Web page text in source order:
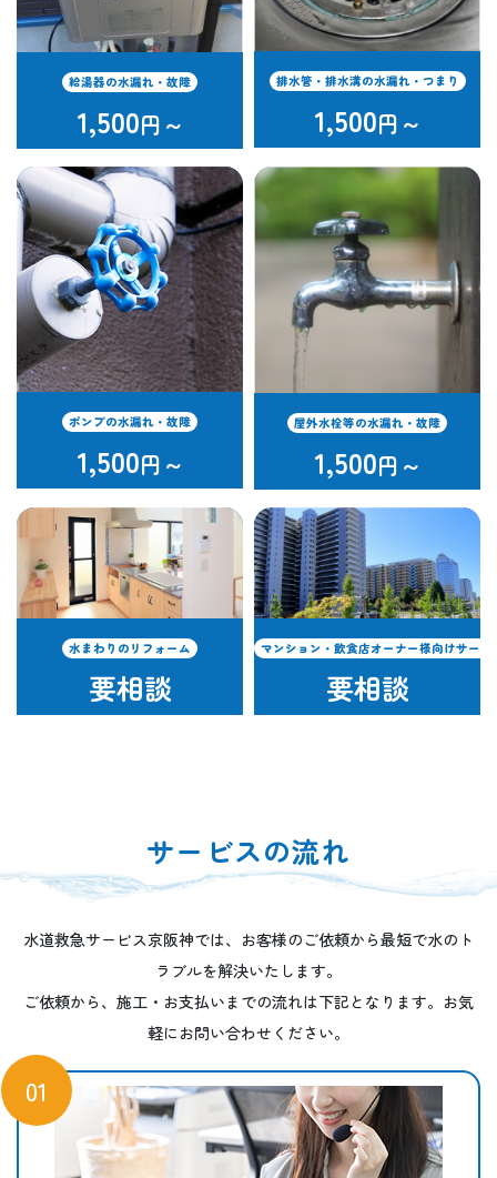
給湯器の水漏れ・故障
1,500円～
排水管・排水溝の水漏れ・つまり
1,500円～
ポンプの水漏れ・故障
1,500円～
屋外水栓等の水漏れ・故障
1,500円～
水まわりのリフォーム
要相談
マンション・飲食店オーナー様向けサービ
要相談
サービスの流れ
水道救急サービス京阪神では、お客様のご依頼から最短で水のト
ラブルを解決いたします。
ご依頼から、施工・お支払いまでの流れは下記となります。お気
軽にお問い合わせください。
01